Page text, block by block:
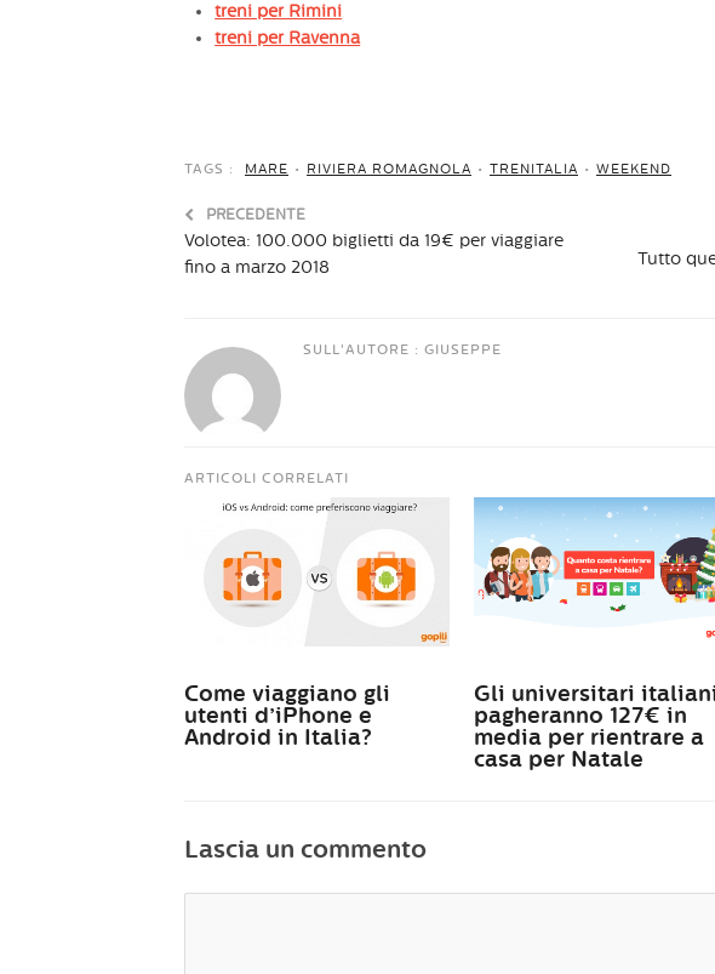
treni per Rimini
treni per Ravenna
TAGS : MARE • RIVIERA ROMAGNOLA • TRENITALIA • WEEKEND
PRECEDENTE
Volotea: 100.000 biglietti da 19€ per viaggiare
fino a marzo 2018
Tutto
SULL'AUTORE : GIUSEPPE
ARTICOLI CORRELATI
Come viaggiano gli
utenti d’iPhone e
Android in Italia?
Gli universitari
pagheranno 127€ in
media per rientrare a
casa per Natale
Lascia un commento